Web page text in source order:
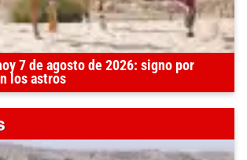
7 de agosto de 2026: signo por
los astros